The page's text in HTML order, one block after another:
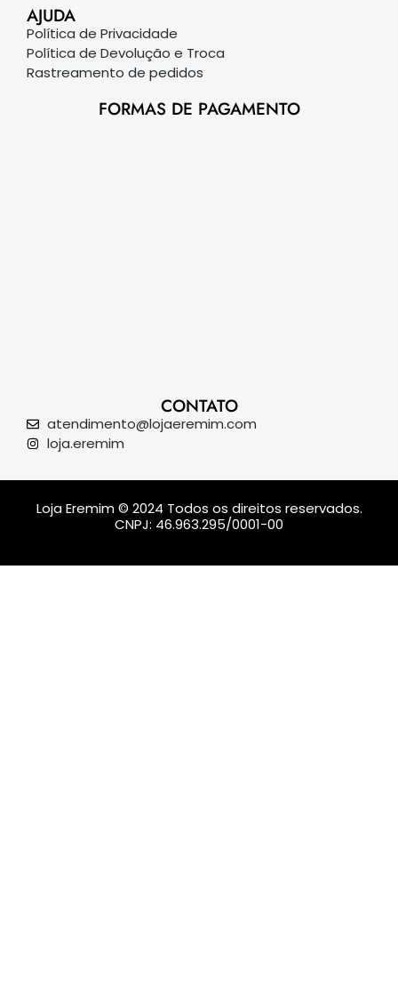
AJUDA
Política de Privacidade
Política de Devolução e Troca
Rastreamento de pedidos
FORMAS DE PAGAMENTO
CONTATO
atendimento@lojaeremim.com
loja.eremim
Loja Eremim © 2024 Todos os direitos reservados.
CNPJ: 46.963.295/0001-00